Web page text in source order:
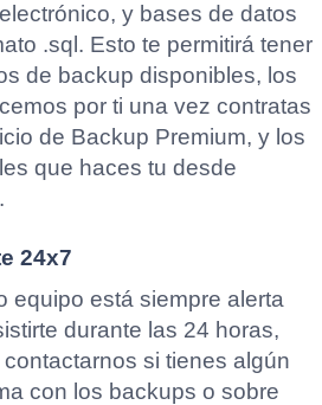
y bases de datos
.sql. Esto te permitirá tener
de backup disponibles, los
por ti una vez contratas
de Backup Premium, y los
que haces tu desde
24x7
equipo está siempre alerta
durante las 24 horas,
si tienes algún
con los backups o sobre